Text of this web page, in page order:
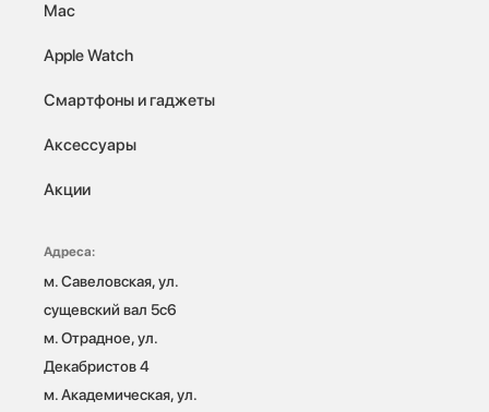
Mac
Apple Watch
Смартфоны и гаджеты
Аксессуары
Акции
Адреса:
м. Савеловская, ул.
сущевский вал 5с6
м. Отрадное, ул.
Декабристов 4
м. Академическая, ул.